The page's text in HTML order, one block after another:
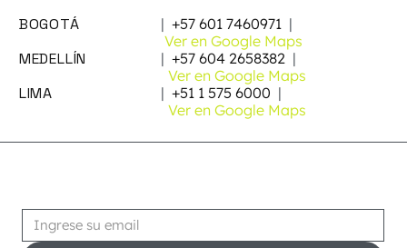
BOGOTÁ | +57 601 7460971 |
Ver en Google Maps
MEDELLÍN | +57 604 2658382 |
Ver en Google Maps
LIMA | +51 1 575 6000 |
Ver en Google Maps